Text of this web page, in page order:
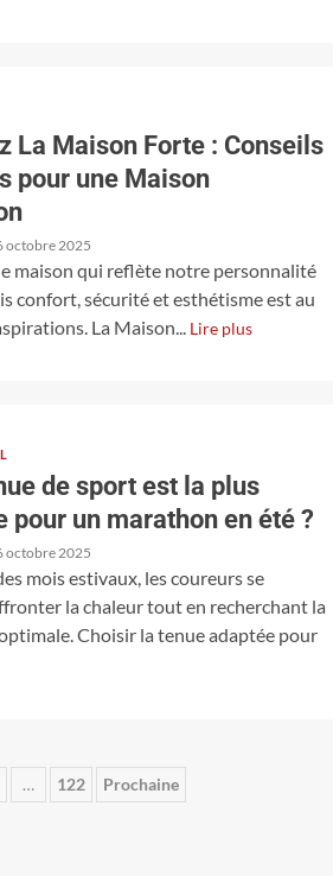
La Maison Forte : Conseils
pour une Maison
octobre 2025
maison qui reflète notre personnalité
confort, sécurité et esthétisme est au
La Maison... Lire plus
de sport est la plus
pour un marathon en été ?
octobre 2025
mois estivaux, les coureurs se
la chaleur tout en recherchant la
Choisir la tenue adaptée pour
… 122 Prochaine